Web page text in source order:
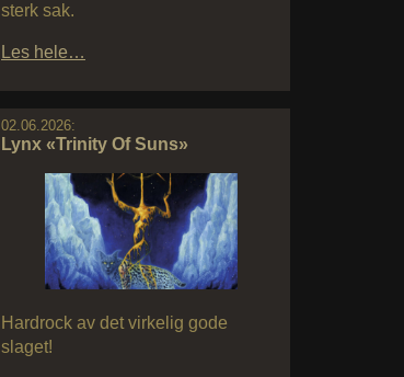
sterk sak.
Les hele…
02.06.2026:
Lynx «Trinity Of Suns»
Hardrock av det virkelig gode
slaget!